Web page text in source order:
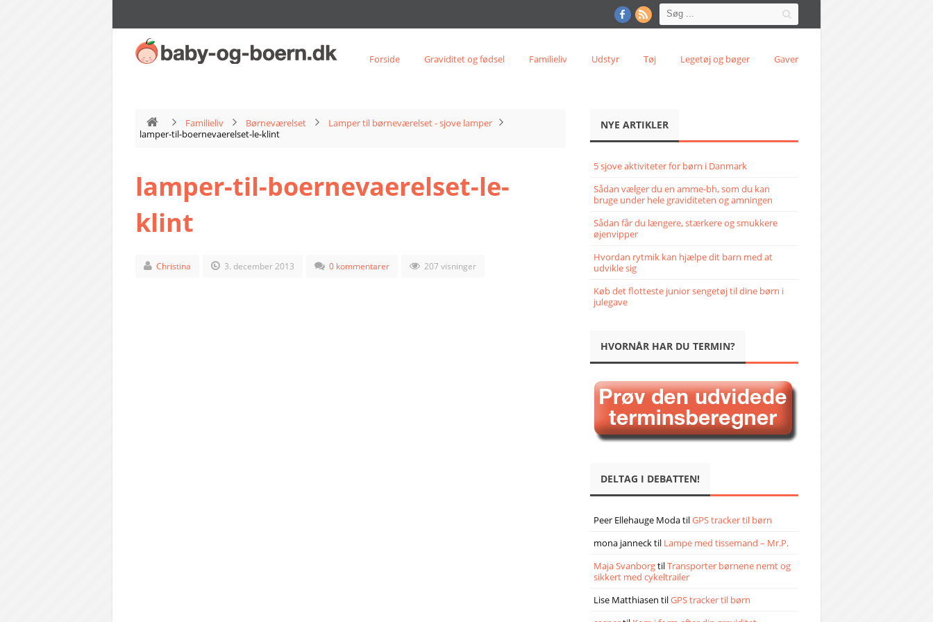
Forside Graviditet og fødsel Familieliv Udstyr Tøj Legetøj og bøger Gaver
Familieliv Børneværelset
Lamper til børneværelset - sjove lamper
lamper-til-boernevaerelset-le-klint
lamper-til-boernevaerelset-le-
klint
Christina 3. december 2013 0 kommentarer 207 visninger
NYE ARTIKLER
5 sjove aktiviteter for børn i Danmark
Sådan vælger du en amme-bh, som du kan
bruge under hele graviditeten og amningen
Sådan får du længere, stærkere og smukkere
øjenvipper
Hvordan rytmik kan hjælpe dit barn med at
udvikle sig
Køb det flotteste junior sengetøj til dine børn i
julegave
HVORNÅR HAR DU TERMIN?
DELTAG I DEBATTEN!
Peer Ellehauge ModatilGPS tracker til børn
mona jannecktil Lampe med tissemand – Mr.P.
Maja SvanborgtilTransporter børnene nemt og
sikkert med cykeltrailer
Lise Matthiasen tilGPS tracker til børn